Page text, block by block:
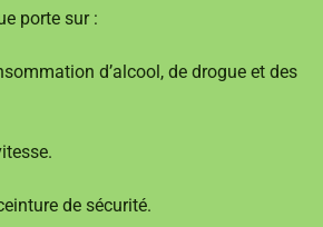
porte sur :
d’alcool, de drogue et des
de sécurité.